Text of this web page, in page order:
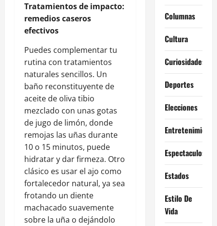
Tratamientos de impacto:
remedios caseros
efectivos
Puedes complementar tu
rutina con tratamientos
naturales sencillos. Un
baño reconstituyente de
aceite de oliva tibio
mezclado con unas gotas
de jugo de limón, donde
remojas las uñas durante
10 o 15 minutos, puede
hidratar y dar firmeza. Otro
clásico es usar el ajo como
fortalecedor natural, ya sea
frotando un diente
machacado suavemente
sobre la uña o dejándolo
Columnas
Cultura
Curiosidades
Deportes
Elecciones
Entretenimiento
Espectaculos
Estados
Estilo De
Vida